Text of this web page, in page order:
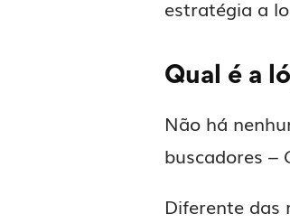
estratégia a
Qual é a
Não há
buscadores –
Diferente das